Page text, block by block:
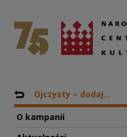
National Centre for Culture
Nawigacja
Back to: Projekty
Ojczysty – dodaj...
O kampanii